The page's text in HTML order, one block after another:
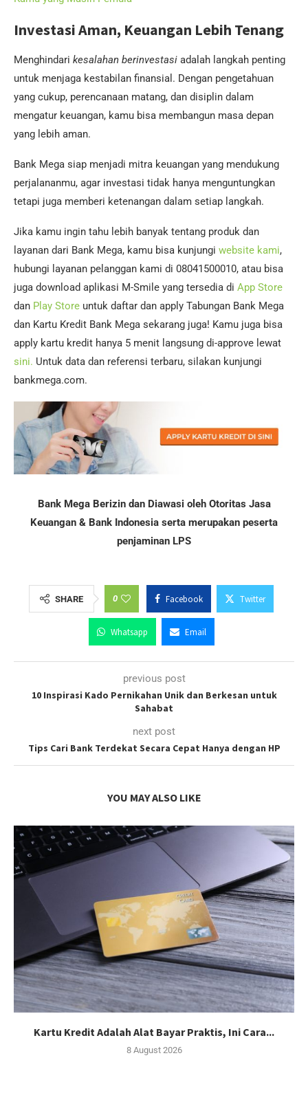
Investasi Aman, Keuangan Lebih Tenang
Menghindari kesalahan berinvestasi adalah langkah penting
untuk menjaga kestabilan finansial. Dengan pengetahuan
yang cukup, perencanaan matang, dan disiplin dalam
mengatur keuangan, kamu bisa membangun masa depan
yang lebih aman.
Bank Mega siap menjadi mitra keuangan yang mendukung
perjalananmu, agar investasi tidak hanya menguntungkan
tetapi juga memberi ketenangan dalam setiap langkah.
Jika kamu ingin tahu lebih banyak tentang produk dan
layanan dari Bank Mega, kamu bisa kunjungi website kami,
hubungi layanan pelanggan kami di 08041500010, atau bisa
juga download aplikasi M-Smile yang tersedia di App Store
dan Play Store untuk daftar dan apply Tabungan Bank Mega
dan Kartu Kredit Bank Mega sekarang juga! Kamu juga bisa
apply kartu kredit hanya 5 menit langsung di-approve lewat
sini. Untuk data dan referensi terbaru, silakan kunjungi
bankmega.com.
Bank Mega Berizin dan Diawasi oleh Otoritas Jasa
Keuangan & Bank Indonesia serta merupakan peserta
penjaminan LPS
SHARE 0 Facebook Twitter
Whatsapp Email
previous post
10 Inspirasi Kado Pernikahan Unik dan Berkesan untuk
Sahabat
next post
Tips Cari Bank Terdekat Secara Cepat Hanya dengan HP
YOU MAY ALSO LIKE
Kartu Kredit Adalah Alat Bayar Praktis, Ini Cara...
8 August 2026